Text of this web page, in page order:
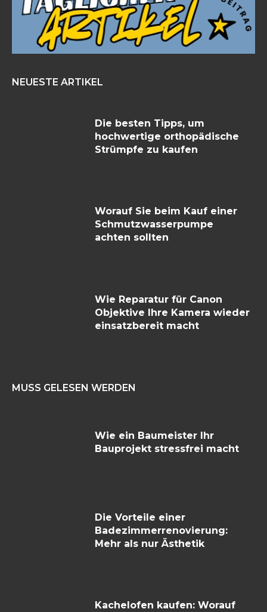
NEUESTE ARTIKEL
Die besten Tipps, um
hochwertige orthopädische
Strümpfe zu kaufen
Worauf Sie beim Kauf einer
Schmutzwasserpumpe
achten sollten
Wie Reparatur für Canon
Objektive Ihre Kamera wieder
einsatzbereit macht
MUSS GELESEN WERDEN
Wie ein Baumeister Ihr
Bauprojekt stressfrei macht
Die Vorteile einer
Badezimmerrenovierung:
Mehr als nur Ästhetik
Kachelofen kaufen: Worauf